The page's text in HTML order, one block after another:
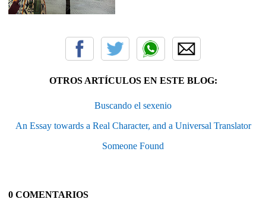
OTROS ARTÍCULOS EN ESTE BLOG:
Buscando el sexenio
An Essay towards a Real Character, and a Universal Translator
Someone Found
0 COMENTARIOS